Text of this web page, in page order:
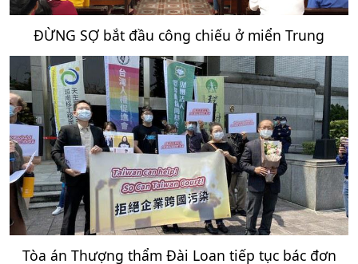
ĐỪNG SỢ bắt đầu công chiếu ở miển Trung
Tòa án Thượng thẩm Đài Loan tiếp tục bác đơn